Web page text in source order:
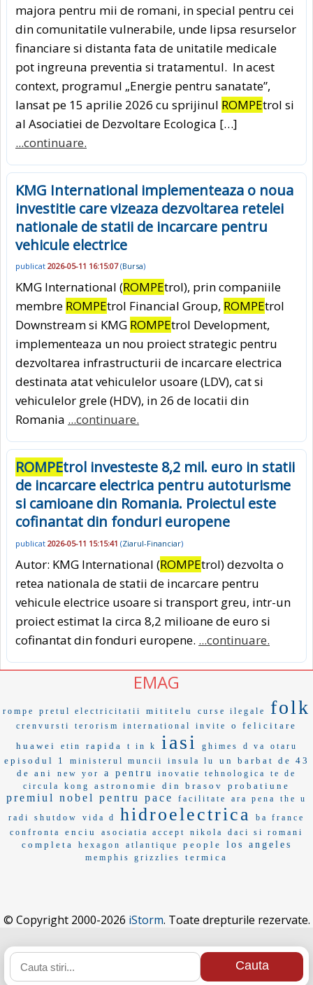
majora pentru mii de romani, in special pentru cei
din comunitatile vulnerabile, unde lipsa resurselor
financiare si distanta fata de unitatile medicale
pot ingreuna preventia si tratamentul. In acest
context, programul „Energie pentru sanatate”,
lansat pe 15 aprilie 2026 cu sprijinul ROMPEtrol si
al Asociatiei de Dezvoltare Ecologica […]
...continuare.
KMG International implementeaza o noua
investitie care vizeaza dezvoltarea retelei
nationale de statii de incarcare pentru
vehicule electrice
publicat 2026-05-11 16:15:07(Bursa)
KMG International (ROMPEtrol), prin companiile
membre ROMPEtrol Financial Group, ROMPEtrol
Downstream si KMG ROMPEtrol Development,
implementeaza un nou proiect strategic pentru
dezvoltarea infrastructurii de incarcare electrica
destinata atat vehiculelor usoare (LDV), cat si
vehiculelor grele (HDV), in 26 de locatii din
Romania ...continuare.
ROMPEtrol investeste 8,2 mil. euro in statii
de incarcare electrica pentru autoturisme
si camioane din Romania. Proiectul este
cofinantat din fonduri europene
publicat 2026-05-11 15:15:41 (Ziarul-Financiar)
Autor: KMG International (ROMPEtrol) dezvolta o
retea nationala de statii de incarcare pentru
vehicule electrice usoare si transport greu, intr-un
proiect estimat la circa 8,2 milioane de euro si
cofinantat din fonduri europene. ...continuare.
EMAG
rompe pretul electricitatii mititelu curse ilegale folk
crenvursti terorism international invite
o felicitare
huawei
etin rapida t in k iasi ghimes d va otaru
episodul 1 ministerul muncii insula lu
un barbat de 43
de ani
new yor a pentru inovatie tehnologica
te de
circula
kong astronomie din brasov probatiune
premiul nobel pentru pace facilitate ara pena
the u
radi
shutdow vida d hidroelectrica
ba france
confronta
enciu asociatia accept nikola daci si romani
completa hexagon atlantique people los angeles
memphis grizzlies termica
© Copyright 2000-2026 iStorm. Toate drepturile rezervate.